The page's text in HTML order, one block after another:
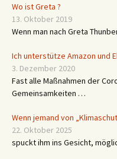
Wo ist Greta ?
13. Oktober 2019
Wenn man nach Greta
Ich unterstütze Amazon und
3. Dezember 2020
Fast alle Maßnahmen der
Gemeinsamkeiten …
Wenn jemand von
22. Oktober 2025
spuckt ihm ins Gesicht,